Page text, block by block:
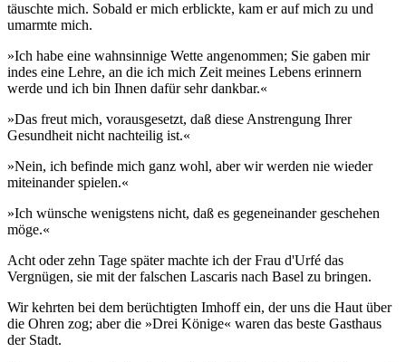
täuschte mich. Sobald er mich erblickte, kam er auf mich zu und
umarmte mich.
»Ich habe eine wahnsinnige Wette angenommen; Sie gaben mir
indes eine Lehre, an die ich mich Zeit meines Lebens erinnern
werde und ich bin Ihnen dafür sehr dankbar.«
»Das freut mich, vorausgesetzt, daß diese Anstrengung Ihrer
Gesundheit nicht nachteilig ist.«
»Nein, ich befinde mich ganz wohl, aber wir werden nie wieder
miteinander spielen.«
»Ich wünsche wenigstens nicht, daß es gegeneinander geschehen
möge.«
Acht oder zehn Tage später machte ich der Frau d'Urfé das
Vergnügen, sie mit der falschen Lascaris nach Basel zu bringen.
Wir kehrten bei dem berüchtigten Imhoff ein, der uns die Haut über
die Ohren zog; aber die »Drei Könige« waren das beste Gasthaus
der Stadt.